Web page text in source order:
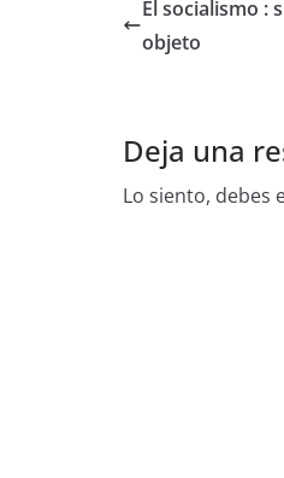
El socialismo :
objeto
Deja una
Lo siento, debes